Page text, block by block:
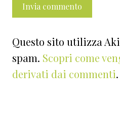
Questo sito utilizza
spam. Scopri come
derivati dai commenti.